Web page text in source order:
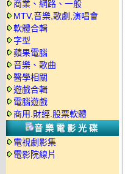
商業、網路、一般
MTV,音樂,歌劇,演唱會
軟體合輯
字型
蘋果電腦
音樂、歌曲
醫學相關
遊戲合輯
電腦遊戲
商用.財經.股票軟體
音樂電影光碟
電視劇影集
電影院線片